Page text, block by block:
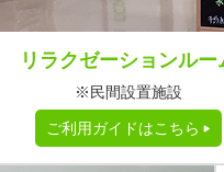
リラクゼーションルー
※民間設置施設
ご利用ガイドはこちら